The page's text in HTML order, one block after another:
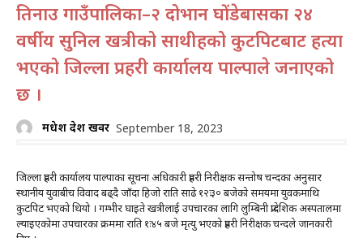
तिनाउ गाउँपालिका–२ दोभान घोंडेबासका २४
वर्षीय सुनिल खत्रीको साथीहरूको कुटपिटबाट हत्या
भएको जिल्ला प्रहरी कार्यालय पाल्पाले जनाएको
छ ।
मधेश प्रदेश खवर September 18, 2023
जिल्ला प्रहरी कार्यालय पाल्पाका सूचना अधिकारी प्रहरी निरीक्षक सन्तोष चन्दका अनुसार
स्थानीय युवाबीच विवाद बढ्दै जाँदा हिजो राति साढे १२ः३० बजेको समयमा युवकमाथि
कुटपिट भएको थियो । गम्भीर घाइते खत्रीलाई उपचारका लागि लुम्बिनी प्रादेशिक अस्पतालमा
ल्याइएकोमा उपचारका क्रममा राति १ः४५ बजे मृत्यु भएको प्रहरी निरीक्षक चन्दले जानकारी